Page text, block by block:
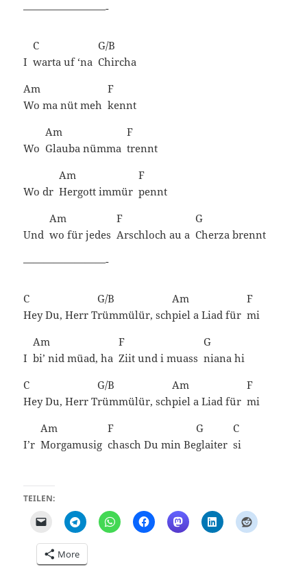
————————-
I
C
warta uf ‘na
G/B
Chircha
Am
Wo ma nüt meh
F
kennt
Wo
Am
Glauba nümma
F
trennt
Wo dr
Am
Hergott immür
F
pennt
Und
Am
wo für jedes
F
Arschloch au a
G
Cherzabrennt
————————-
C
Hey Du, Herr T
G/B
rümmülür,sch
Am
piel a Liad für
F
mi
I
Am
bi’ nid müad, ha
F
Ziit und i muass
G
nianahi
C
Hey Du, Herr T
G/B
rümmülür,sch
Am
piel a Liad für
F
mi
I’r
Am
Morgamusig
F
chasch Du min Be
G
glaiter
C
si
TEILEN:
More